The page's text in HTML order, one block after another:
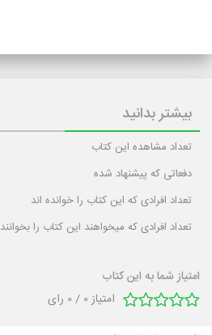
بیشتر بدانید
تعداد مشاهده این کتاب
دفعاتی که پیشنهاد شده
تعداد افرادی که این کتاب را خوانده اند
تعداد افرادی که میخواهند این کتاب را بخوانند
امتیاز شما به این کتاب
امتیاز0
/
0 رای